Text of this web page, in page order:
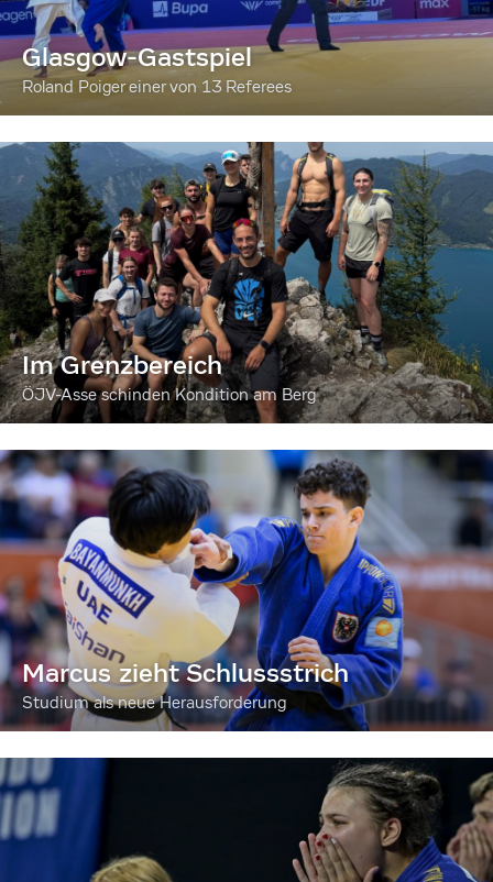
Glasgow-Gastspiel
Roland Poiger einer von 13 Referees
Im Grenzbereich
ÖJV-Asse schinden Kondition am Berg
Marcus zieht Schlussstrich
Studium als neue Herausforderung